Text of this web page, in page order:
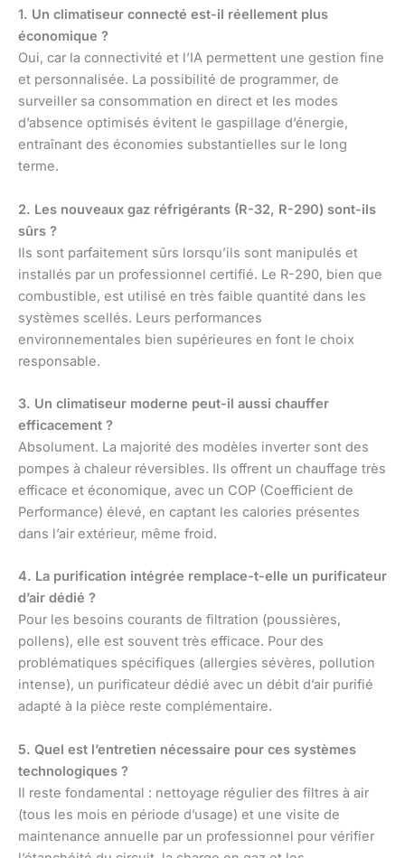
1. Un climatiseur connecté est-il réellement plus
économique ?
Oui, car la connectivité et l’IA permettent une gestion fine
et personnalisée. La possibilité de programmer, de
surveiller sa consommation en direct et les modes
d’absence optimisés évitent le gaspillage d’énergie,
entraînant des économies substantielles sur le long
terme.
2. Les nouveaux gaz réfrigérants (R-32, R-290) sont-ils
sûrs ?
Ils sont parfaitement sûrs lorsqu’ils sont manipulés et
installés par un professionnel certifié. Le R-290, bien que
combustible, est utilisé en très faible quantité dans les
systèmes scellés. Leurs performances
environnementales bien supérieures en font le choix
responsable.
3. Un climatiseur moderne peut-il aussi chauffer
efficacement ?
Absolument. La majorité des modèles inverter sont des
pompes à chaleur réversibles. Ils offrent un chauffage très
efficace et économique, avec un COP (Coefficient de
Performance) élevé, en captant les calories présentes
dans l’air extérieur, même froid.
4. La purification intégrée remplace-t-elle un purificateur
d’air dédié ?
Pour les besoins courants de filtration (poussières,
pollens), elle est souvent très efficace. Pour des
problématiques spécifiques (allergies sévères, pollution
intense), un purificateur dédié avec un débit d’air purifié
adapté à la pièce reste complémentaire.
5. Quel est l’entretien nécessaire pour ces systèmes
technologiques ?
Il reste fondamental : nettoyage régulier des filtres à air
(tous les mois en période d’usage) et une visite de
maintenance annuelle par un professionnel pour vérifier